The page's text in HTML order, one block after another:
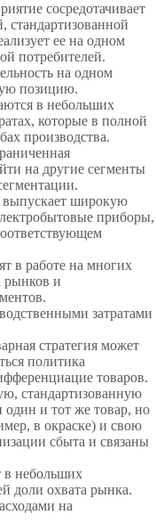
сосредотачивает
стандартизованной
ее на одном
потребителей.
на одном
позицию.
в небольших
которые в полной
производства.
на другие сегменты
выпускает широкую
приборы,
в работе на многих
рынков и
затратами
стратегия может
политика
товаров.
стандартизованную
один и тот же товар, но
в окраске) и свою
сбыта и связаны
в небольших
доли охвата рынка.
на